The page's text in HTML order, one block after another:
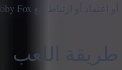
أو اعتماد أو ارتباط مع Toby Fox أو Undertale.
طريقة اللعب